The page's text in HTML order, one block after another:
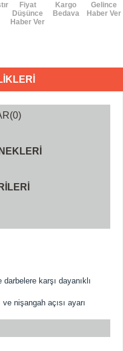
Fiyat
Düşünce
Haber Ver
Kargo
Bedava
Gelince
Haber Ver
(0)
karşı dayanıklı
nişangah açısı ayarı